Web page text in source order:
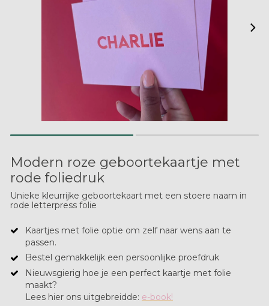
Modern roze geboortekaartje met
rode foliedruk
Unieke kleurrijke geboortekaart met een stoere naam in
rode letterpress folie
Kaartjes met folie optie om zelf naar wens aan te
passen.
Bestel gemakkelijk een persoonlijke proefdruk
Nieuwsgierig hoe je een perfect kaartje met folie
maakt?
Lees hier ons uitgebreidde: e-book!